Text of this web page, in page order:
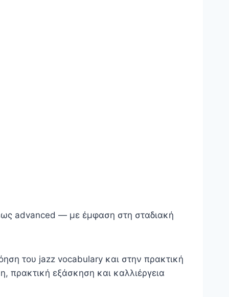
advanced — με έμφαση στη σταδιακή
του jazz vocabulary και στην πρακτική
πρακτική εξάσκηση και καλλιέργεια